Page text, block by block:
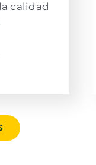
calidad